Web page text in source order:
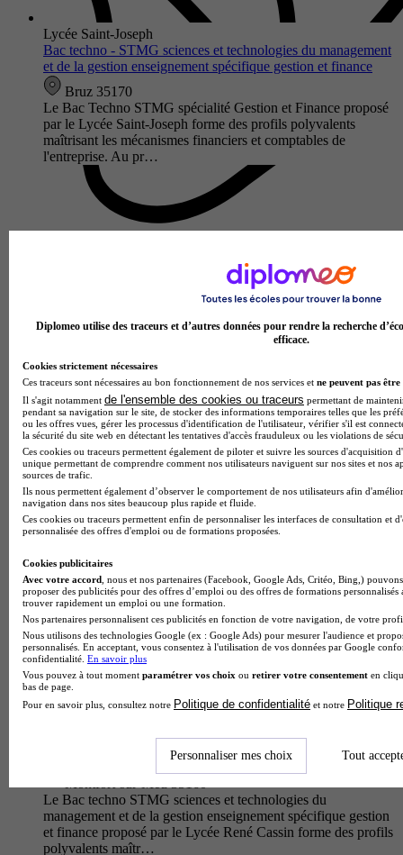
Lycée Saint-Joseph
Bac techno - STMG sciences et technologies du management
et de la gestion enseignement spécifique gestion et finance
Bruz 35170
Le Bac Techno STMG spécialité Gestion et Finance proposé
par le Lycée Saint-Joseph forme des profils polyvalents
maîtrisant les mécanismes financiers et comptables de
l'entreprise. Au pr…
Lycée Simone Veil
Bac techno - STMG sciences et technologies du management
et de la gestion enseignement spécifique gestion et finance
Liffré 35340
Le Bac techno STMG sciences et technologies du
management et de la gestion enseignement spécifique gestion
et finance proposé par le Lycée Simone Veil offre une
approche dynamique et con…
Bac techno - STMG sciences et technologies du management
et de la gestion enseignement spécifique gestion et finance
Le Bac techno STMG sciences et technologies du
management et de la gestion enseignement spécifique gestion
et finance proposé par le Lycée René Cassin forme des profils
polyvalents maîtr…
Diplomeo utilise des traceurs et d’autres données pour rendre la recherche
efficace.
Cookies strictement nécessaires
Ces traceurs sont nécessaires au bon fonctionnement de nos services et ne peuvent pas être
Il s'agit notamment de l'ensemble des cookies ou traceurs permettant de
pendant sa navigation sur le site, de stocker des informations temporaires telles que les
ou les offres vues, gérer les processus d'identification de l'utilisateur, vérifier s'il est
la sécurité du site web en détectant les tentatives d'accès frauduleux ou les violations de
Ces cookies ou traceurs permettent également de piloter et suivre les sources d'acquisition
unique permettant de comprendre comment nos utilisateurs naviguent sur nos sites et nos
sources de trafic.
Ils nous permettent également d’observer le comportement de nos utilisateurs afin
navigation dans nos sites beaucoup plus rapide et fluide.
Ces cookies ou traceurs permettent enfin de personnaliser les interfaces de consultation et
personnalisée des offres d'emploi ou de formations proposées.
Cookies publicitaires
Avec votre accord , nous et nos partenaires (Facebook, Google Ads, Critéo, Bing,)
proposer des publicités pour des offres d’emploi ou des offres de formations
trouver rapidement un emploi ou une formation.
Nos partenaires personnalisent ces publicités en fonction de votre navigation, de votre
Nous utilisons des technologies Google (ex : Google Ads) pour mesurer l'audience et
personnalisés. En acceptant, vous consentez à l'utilisation de vos données par Google
confidentialité. En savoir plus
Vous pouvez à tout moment paramétrer vos choix ou retirer votre consentement en
bas de page.
Pour en savoir plus, consultez notre Politique de confidentialité et notre Politique
Personnaliser mes choix Tout